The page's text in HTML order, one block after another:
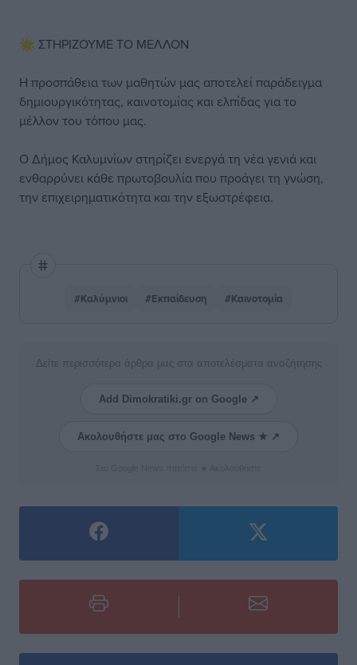
🌟 ΣΤΗΡΙΖΟΥΜΕ ΤΟ ΜΕΛΛΟΝ
Η προσπάθεια των μαθητών μας αποτελεί παράδειγμα
δημιουργικότητας, καινοτομίας και ελπίδας για το
μέλλον του τόπου μας.
Ο Δήμος Καλυμνίων στηρίζει ενεργά τη νέα γενιά και
ενθαρρύνει κάθε πρωτοβουλία που προάγει τη γνώση,
την επιχειρηματικότητα και την εξωστρέφεια.
#Καλύμνιοι #Εκπαίδευση #Καινοτομία
Δείτε περισσότερα άρθρα μας στα αποτελέσματα αναζήτησης
Add Dimokratiki.gr on Google ↗
Ακολουθήστε μας στο Google News ★ ↗